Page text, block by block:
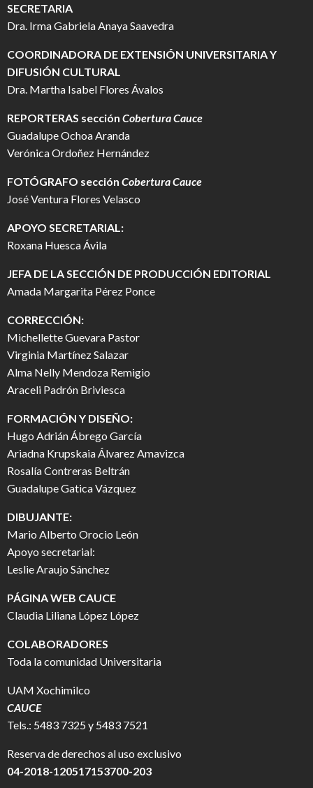
SECRETARIA
Dra. Irma Gabriela Anaya Saavedra
COORDINADORA DE EXTENSIÓN UNIVERSITARIA Y
DIFUSIÓN CULTURAL
Dra. Martha Isabel Flores Ávalos
REPORTERAS sección Cobertura Cauce
Guadalupe Ochoa Aranda
Verónica Ordoñez Hernández
FOTÓGRAFO sección Cobertura Cauce
José Ventura Flores Velasco
APOYO SECRETARIAL:
Roxana Huesca Ávila
JEFA DE LA SECCIÓN DE PRODUCCIÓN EDITORIAL
Amada Margarita Pérez Ponce
CORRECCIÓN:
Michellette Guevara Pastor
Virginia Martínez Salazar
Alma Nelly Mendoza Remigio
Araceli Padrón Briviesca
FORMACIÓN Y DISEÑO:
Hugo Adrián Ábrego García
Ariadna Krupskaia Álvarez Amavizca
Rosalía Contreras Beltrán
Guadalupe Gatica Vázquez
DIBUJANTE:
Mario Alberto Orocio León
Apoyo secretarial:
Leslie Araujo Sánchez
PÁGINA WEB CAUCE
Claudia Liliana López López
COLABORADORES
Toda la comunidad Universitaria
UAM Xochimilco
CAUCE
Tels.: 5483 7325 y 5483 7521
Reserva de derechos al uso exclusivo
04-2018-120517153700-203